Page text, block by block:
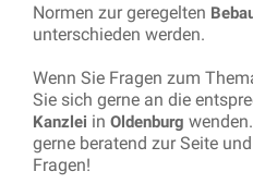
Normen zur geregelten
unterschieden werden.
Wenn Sie Fragen zum
Sie sich gerne an die
Kanzlei in Oldenburg
gerne beratend zur Seite
Fragen!